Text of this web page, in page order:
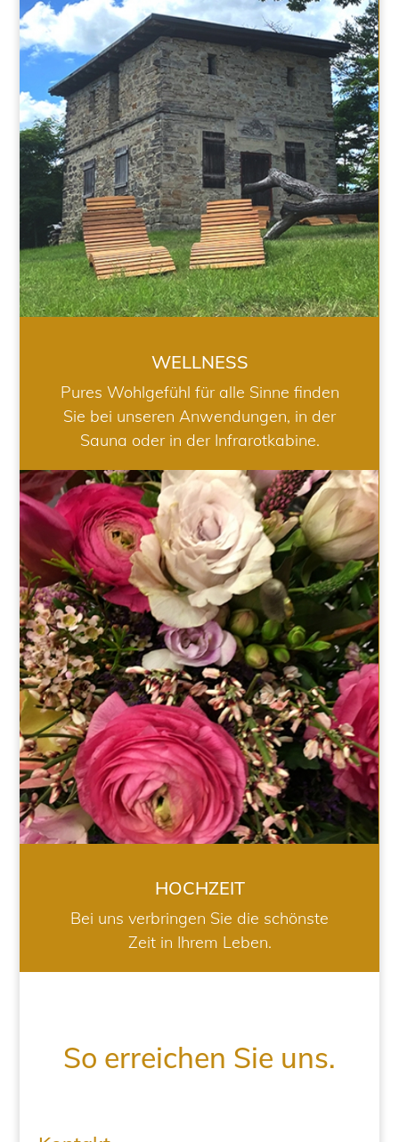
WELLNESS
WELLNESS
Pures Wohlgefühl für alle Sinne finden
Sie bei unseren Anwendungen, in der
Sauna oder in der Infrarotkabine.
HOCHZEIT
HOCHZEIT
Bei uns verbringen Sie die schönste
Zeit in Ihrem Leben.
So erreichen Sie uns.